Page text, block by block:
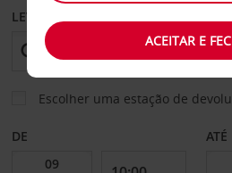
LEVANTAR EM
Escolher uma estação de
DE ATÉ
ACEITAR E